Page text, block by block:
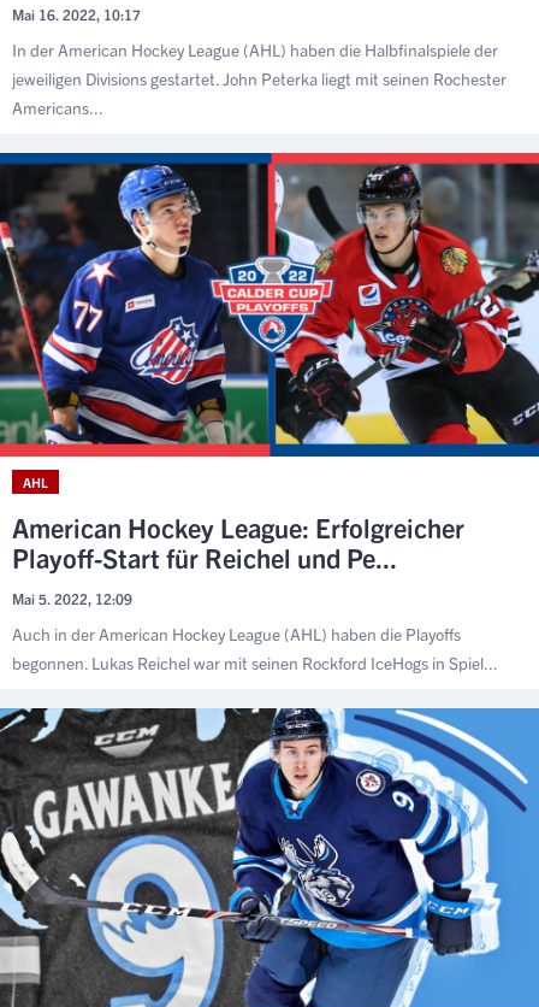
Mai 16. 2022, 10:17
In der American Hockey League (AHL) haben die Halbfinalspiele der
jeweiligen Divisions gestartet. John Peterka liegt mit seinen Rochester
Americans...
AHL
American Hockey League: Erfolgreicher
Playoff-Start für Reichel und Pe...
Mai 5. 2022, 12:09
Auch in der American Hockey League (AHL) haben die Playoffs
begonnen. Lukas Reichel war mit seinen Rockford IceHogs in Spiel...